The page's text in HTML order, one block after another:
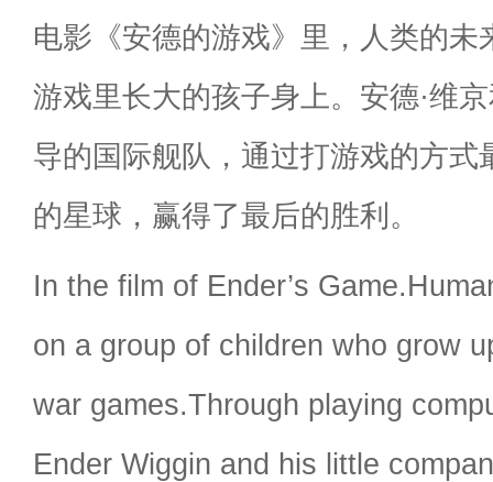
电影《安德的游戏》里，人类的未
游戏里长大的孩子身上。安德·维
导的国际舰队，通过打游戏的方式
的星球，赢得了最后的胜利。
In the film of Ender’s
on a group of children who grow
war games.Through playing
Ender Wiggin and his little